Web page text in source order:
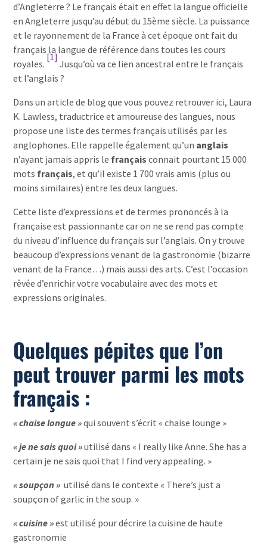
d’Angleterre ? Le français était en effet la langue officielle
en Angleterre jusqu’au début du 15ème siècle. La puissance
et le rayonnement de la France à cet époque ont fait du
français la langue de référence dans toutes les cours
royales.
[1]
Jusqu’où va ce lien ancestral entre le français
et l’anglais ?
Dans un article de blog que vous pouvez retrouver ici, Laura
K. Lawless, traductrice et amoureuse des langues, nous
propose une liste des termes français utilisés par les
anglophones. Elle rappelle également qu’un anglais
n’ayant jamais appris le français connait pourtant 15 000
mots français, et qu’il existe 1 700 vrais amis (plus ou
moins similaires) entre les deux langues.
Cette liste d’expressions et de termes prononcés à la
française est passionnante car on ne se rend pas compte
du niveau d’influence du français sur l’anglais. On y trouve
beaucoup d’expressions venant de la gastronomie (bizarre
venant de la France…) mais aussi des arts. C’est l’occasion
rêvée d’enrichir votre vocabulaire avec des mots et
expressions originales.
Quelques pépites que l’on
peut trouver parmi les mots
français :
« chaise longue »qui souvent s’écrit « chaise lounge »
« je ne sais quoi »utilisé dans « I really like Anne. She has a
certain je ne sais quoi that I find very appealing. »
« soupçon » utilisé dans le contexte « There’s just a
soupçon of garlic in the soup. »
« cuisine »est utilisé pour décrire la cuisine de haute
gastronomie